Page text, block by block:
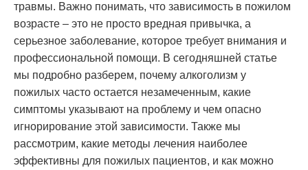
травмы. Важно понимать, что зависимость в пожилом
возрасте – это не просто вредная привычка, а
серьезное заболевание, которое требует внимания и
профессиональной помощи. В сегодняшней статье
мы подробно разберем, почему алкоголизм у
пожилых часто остается незамеченным, какие
симптомы указывают на проблему и чем опасно
игнорирование этой зависимости. Также мы
рассмотрим, какие методы лечения наиболее
эффективны для пожилых пациентов, и как можно